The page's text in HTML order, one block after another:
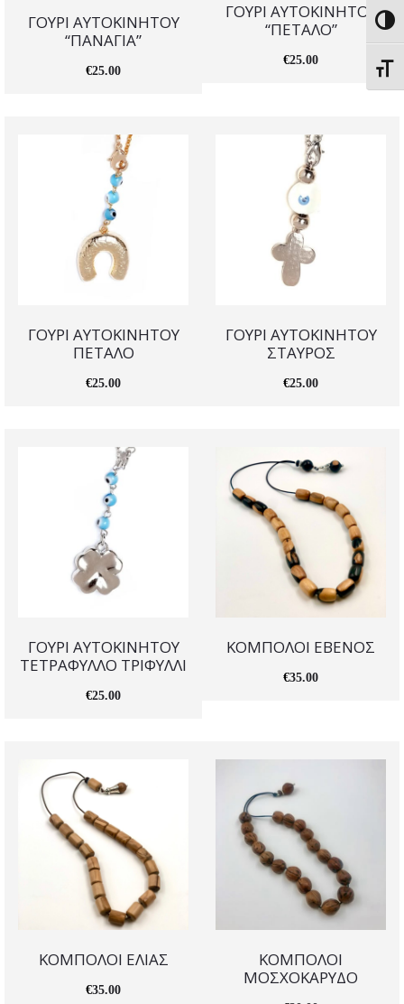
ΓΟΥΡΙ ΑΥΤΟΚΙΝΗΤΟΥ
“ΠΑΝΑΓΙΑ”
€25.00
ΓΟΥΡΙ ΑΥΤΟΚΙΝΗΤΟΥ
“ΠΕΤΑΛΟ”
€25.00
ΓΟΥΡΙ ΑΥΤΟΚΙΝΗΤΟΥ
ΠΕΤΑΛΟ
€25.00
ΓΟΥΡΙ ΑΥΤΟΚΙΝΗΤΟΥ
ΣΤΑΥΡΟΣ
€25.00
ΓΟΥΡΙ ΑΥΤΟΚΙΝΗΤΟΥ
ΤΕΤΡΑΦΥΛΛΟ ΤΡΙΦΥΛΛΙ
€25.00
ΚΟΜΠΟΛΟΙ ΕΒΕΝΟΣ
€35.00
ΚΟΜΠΟΛΟΙ ΕΛΙΑΣ
€35.00
ΚΟΜΠΟΛΟΙ
ΜΟΣΧΟΚΑΡΥΔΟ